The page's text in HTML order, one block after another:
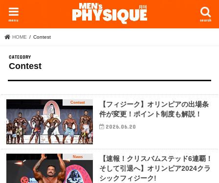
search
menu
HOME Contest
Contest
Contest
【フィジーク】オリンピアの出場条
件が変更！ポイント制度も解説！
2026.06.20
News
【速報！クリスバムステッド6連覇！
そして引退へ】オリンピア2024クラ
シックフィジーク!